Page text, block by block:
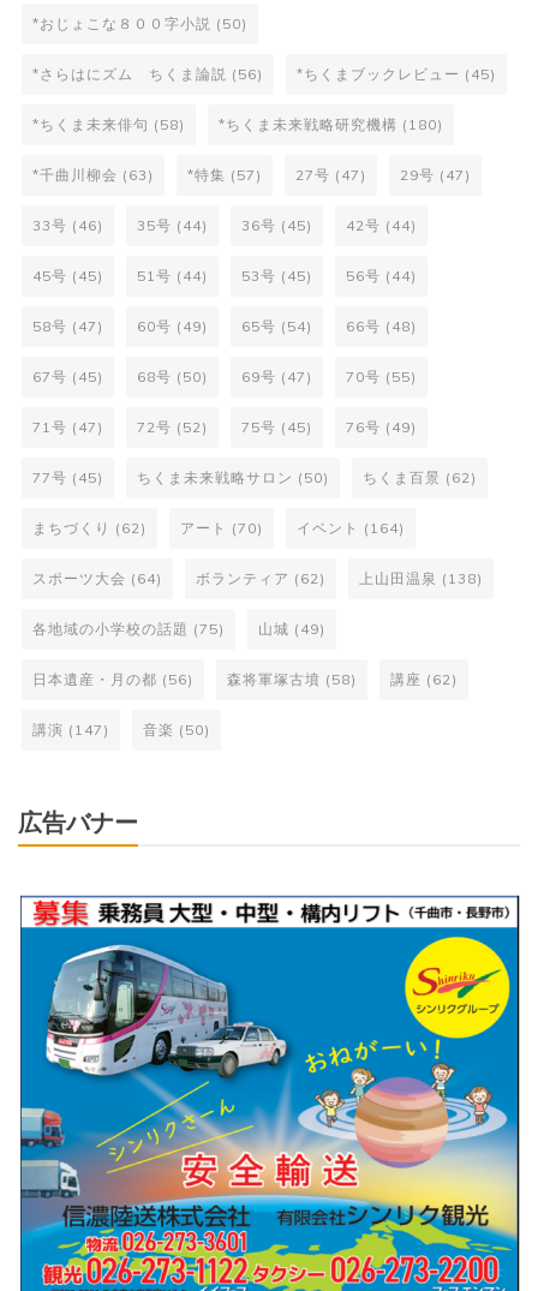
*おじょこな８００字小説 (50)
*さらはにズム ちくま論説 (56) *ちくまブックレビュー (45)
*ちくま未来俳句 (58) *ちくま未来戦略研究機構 (180)
*千曲川柳会 (63) *特集 (57) 27号 (47) 29号 (47)
33号 (46) 35号 (44) 36号 (45) 42号 (44)
45号 (45) 51号 (44) 53号 (45) 56号 (44)
58号 (47) 60号 (49) 65号 (54) 66号 (48)
67号 (45) 68号 (50) 69号 (47) 70号 (55)
71号 (47) 72号 (52) 75号 (45) 76号 (49)
77号 (45) ちくま未来戦略サロン (50) ちくま百景 (62)
まちづくり (62) アート (70) イベント (164)
スポーツ大会 (64) ボランティア (62) 上山田温泉 (138)
各地域の小学校の話題 (75) 山城 (49)
日本遺産・月の都 (56) 森将軍塚古墳 (58) 講座 (62)
講演 (147) 音楽 (50)
広告バナー